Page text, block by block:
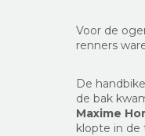
Voor de
renners
De
de bak
Maxime
klopte in de